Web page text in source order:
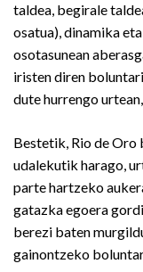
taldea, begirale
osatua), dinamika
osotasunean
iristen diren
dute hurrengo
Bestetik, Rio de
udalekutik harago,
parte hartzeko
gatazka egoera
berezi baten
gainontzeko